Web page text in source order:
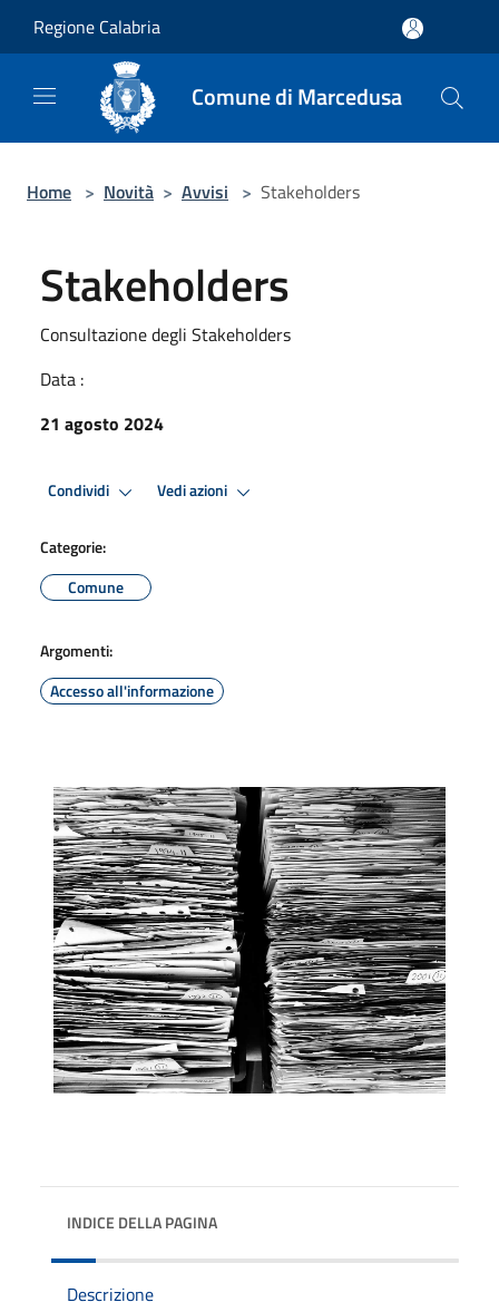
Regione Calabria
Comune di Marcedusa
Home > Novità > Avvisi > Stakeholders
Stakeholders
Consultazione degli Stakeholders
Data :
21 agosto 2024
Condividi Vedi azioni
Categorie:
Comune
Argomenti:
Accesso all'informazione
INDICE DELLA PAGINA
Descrizione